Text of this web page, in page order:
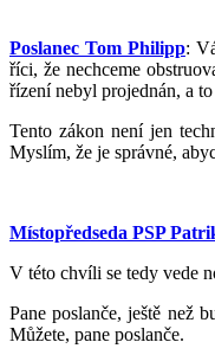
Poslanec Tom Philipp:
říci, že nechceme
řízení nebyl projednán, a
Tento zákon není jen
Myslím, že je správné,
Místopředseda PSP
V této chvíli se tedy vede
Pane poslanče, ještě než
Můžete, pane poslanče.